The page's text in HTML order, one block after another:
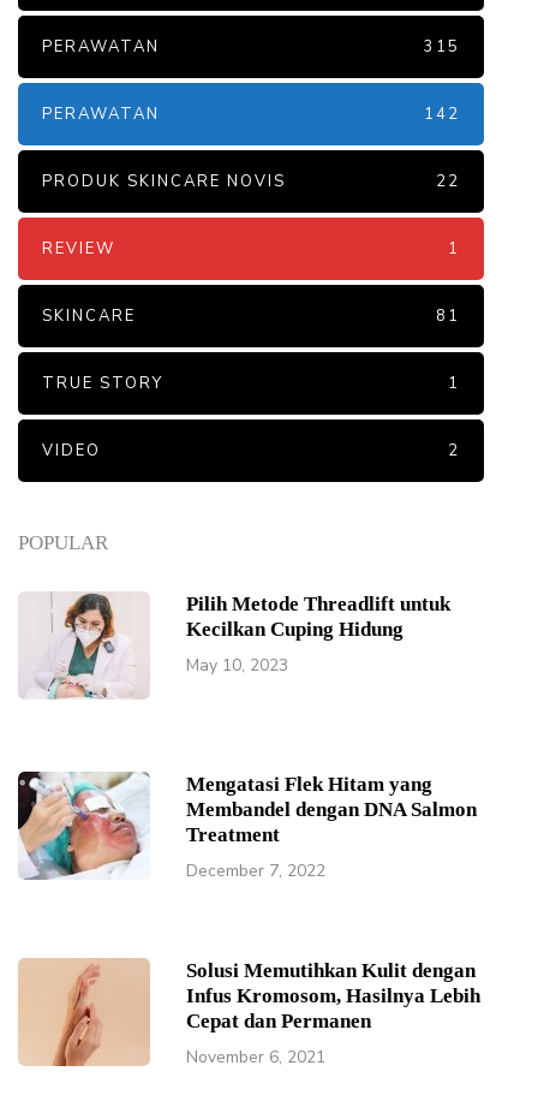
POPULAR
Pilih Metode Threadlift untuk
Kecilkan Cuping Hidung
May 10, 2023
Mengatasi Flek Hitam yang
Membandel dengan DNA Salmon
Treatment
December 7, 2022
Solusi Memutihkan Kulit dengan
Infus Kromosom, Hasilnya Lebih
Cepat dan Permanen
November 6, 2021
PERAWATAN 315
PERAWATAN 142
PRODUK SKINCARE NOVIS 22
REVIEW 1
SKINCARE 81
TRUE STORY 1
VIDEO 2